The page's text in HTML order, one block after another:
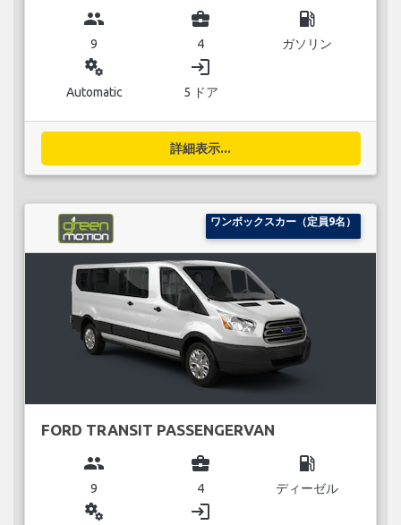
group
9
business_center
4
local_gas_station
ガソリン
miscellaneous_services
Automatic
login
5 ドア
詳細表示...
ワンボックスカー（定員9名）
FORD TRANSIT PASSENGERVAN
group
9
business_center
4
local_gas_station
ディーゼル
miscellaneous_services login